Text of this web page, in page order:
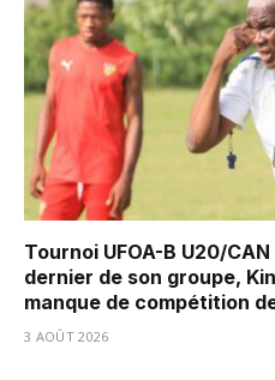
Tournoi UFOA-B U20/
dernier de son groupe,
manque de compétition
3 AOÛT 2026